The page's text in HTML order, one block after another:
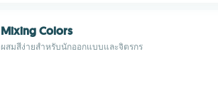
Mixing Colors
ผสมสีง่ายสำหรับนักออกแบบและจิตรกร